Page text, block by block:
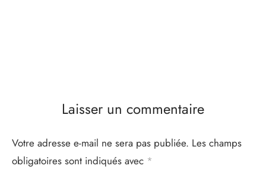
Laisser un commentaire
Votre adresse e-mail ne sera pas publiée. Les champs
obligatoires sont indiqués avec *